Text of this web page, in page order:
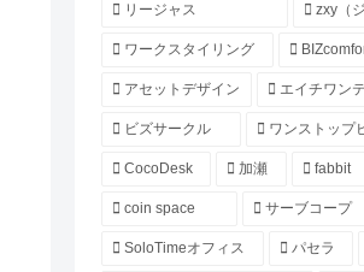
リージャス zxy（
ワークスタイリング
アセットデザイン エイチワン
ビズサークル ワンストップ
CocoDesk 加瀬 fabbit
coin space サーブコープ
SoloTimeオフィス パセラ